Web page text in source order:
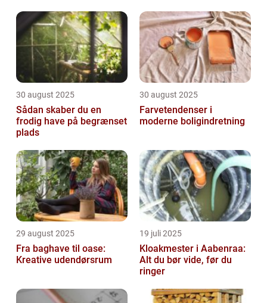
30 august 2025
Sådan skaber du en
frodig have på begrænset
plads
30 august 2025
Farvetendenser i
moderne boligindretning
29 august 2025
Fra baghave til oase:
Kreative udendørsrum
19 juli 2025
Kloakmester i Aabenraa:
Alt du bør vide, før du
ringer